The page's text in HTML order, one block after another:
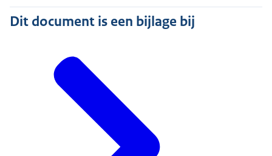
Dit document is een bijlage bij